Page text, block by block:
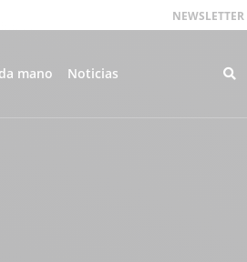
NEWSLETTER
mano Noticias